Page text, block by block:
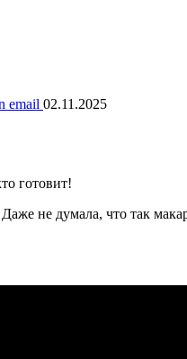
email 02.11.2025
не думала, что так